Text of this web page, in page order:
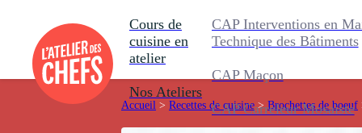
Cours de
cuisine en
atelier
Nos Ateliers
CAP Interventions en
Technique des Bâtiments
CAP Maçon
CAP Carreleur Mosaïste
Accueil > Recettes de cuisine > Brochettes de boeuf